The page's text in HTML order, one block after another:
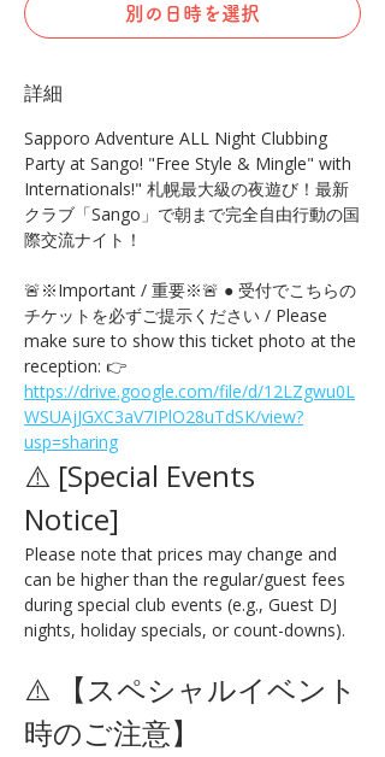
別の日時を選択
詳細
Sapporo Adventure ALL Night Clubbing
Party at Sango! "Free Style & Mingle" with
Internationals!" 札幌最大級の夜遊び！最新
クラブ「Sango」で朝まで完全自由行動の国
際交流ナイト！
🚨※Important / 重要※🚨 ● 受付でこちらの
チケットを必ずご提示ください / Please
make sure to show this ticket photo at the
reception: 👉
https://drive.google.com/file/d/12LZgwu0L
WSUAjJGXC3aV7IPlO28uTdSK/view?
usp=sharing
⚠️ [Special Events
Notice]
Please note that prices may change and
can be higher than the regular/guest fees
during special club events (e.g., Guest DJ
nights, holiday specials, or count-downs).
⚠️ 【スペシャルイベント
時のご注意】